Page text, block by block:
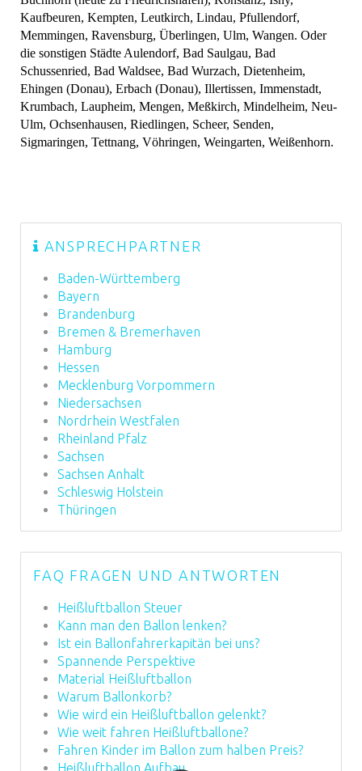
Kaufbeuren, Kempten, Leutkirch, Lindau, Pfullendorf,
Memmingen, Ravensburg, Überlingen, Ulm, Wangen. Oder
die sonstigen Städte Aulendorf, Bad Saulgau, Bad
Schussenried, Bad Waldsee, Bad Wurzach, Dietenheim,
Ehingen (Donau), Erbach (Donau), Illertissen, Immenstadt,
Krumbach, Laupheim, Mengen, Meßkirch, Mindelheim, Neu-
Ulm, Ochsenhausen, Riedlingen, Scheer, Senden,
Sigmaringen, Tettnang, Vöhringen, Weingarten, Weißenhorn.
ANSPRECHPARTNER
Baden-Württemberg
Bayern
Brandenburg
Bremen & Bremerhaven
Hamburg
Hessen
Mecklenburg Vorpommern
Niedersachsen
Nordrhein Westfalen
Rheinland Pfalz
Sachsen
Sachsen Anhalt
Schleswig Holstein
Thüringen
FAQ FRAGEN UND ANTWORTEN
Heißluftballon Steuer
Kann man den Ballon lenken?
Ist ein Ballonfahrerkapitän bei uns?
Spannende Perspektive
Material Heißluftballon
Warum Ballonkorb?
Wie wird ein Heißluftballon gelenkt?
Wie weit fahren Heißluftballone?
Fahren Kinder im Ballon zum halben Preis?
Heißluftballon Aufbau